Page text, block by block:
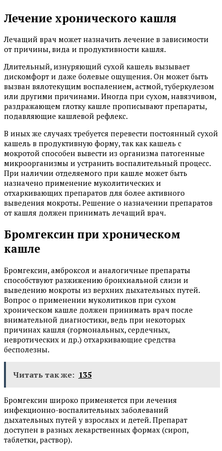
Лечение хронического кашля
Лечащий врач может назначить лечение в зависимости
от причины, вида и продуктивности кашля.
Длительный, изнуряющий сухой кашель вызывает
дискомфорт и даже болевые ощущения. Он может быть
вызван вялотекущим воспалением, астмой, туберкулезом
или другими причинами. Иногда при сухом, навязчивом,
раздражающем глотку кашле прописывают препараты,
подавляющие кашлевой рефлекс.
В иных же случаях требуется перевести постоянный сухой
кашель в продуктивную форму, так как кашель с
мокротой способен вывести из организма патогенные
микроорганизмы и устранить воспалительный процесс.
При наличии отделяемого при кашле может быть
назначено применение муколитических и
отхаркивающих препаратов для более активного
выведения мокроты. Решение о назначении препаратов
от кашля должен принимать лечащий врач.
Бромгексин при хроническом
кашле
Бромгексин, амброксол и аналогичные препараты
способствуют разжижению бронхиальной слизи и
выведению мокроты из верхних дыхательных путей.
Вопрос о применении муколитиков при сухом
хроническом кашле должен принимать врач после
внимательной диагностики, ведь при некоторых
причинах кашля (гормональных, сердечных,
невротических и др.) отхаркивающие средства
бесполезны.
Читать так же: 135
Бромгексин широко применяется при лечения
инфекционно-воспалительных заболеваний
дыхательных путей у взрослых и детей. Препарат
доступен в разных лекарственных формах (сироп,
таблетки, раствор).